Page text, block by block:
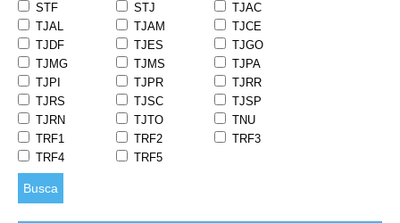
STF STJ
TJAC
TJAL
TJAM
TJCE
TJDF
TJES
TJGO
TJMG
TJMS
TJPA
TJPI
TJPR
TJRR
TJRS
TJSC
TJSP
TJRN
TJTO
TNU
TRF1
TRF2
TRF3
TRF4
TRF5
Busca